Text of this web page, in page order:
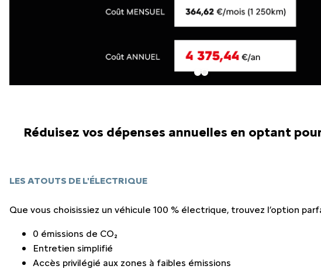
Réduisez vos dépenses annuelles en optant
LES ATOUTS DE L'ÉLECTRIQUE
Que vous choisissiez un véhicule 100 % électrique, trouvez l’option
0 émissions de CO₂
Entretien simplifié
Accès privilégié aux zones à faibles émissions